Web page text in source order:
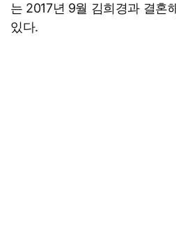
는 2017년 9월 김희경과 결혼
있다.